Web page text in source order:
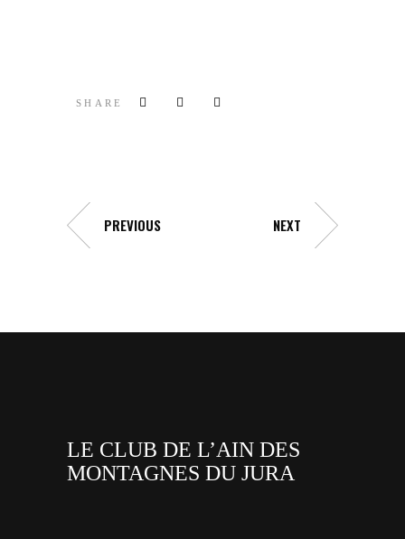
SHARE
PREVIOUS NEXT
LE CLUB DE L’AIN DES
MONTAGNES DU JURA